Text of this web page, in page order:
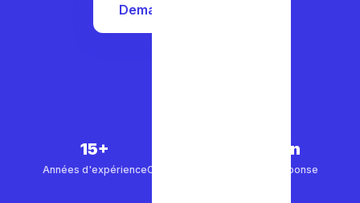
Demander un devis
15+
Années d'expérienceClients satisfaits
30 min
Temps de réponse